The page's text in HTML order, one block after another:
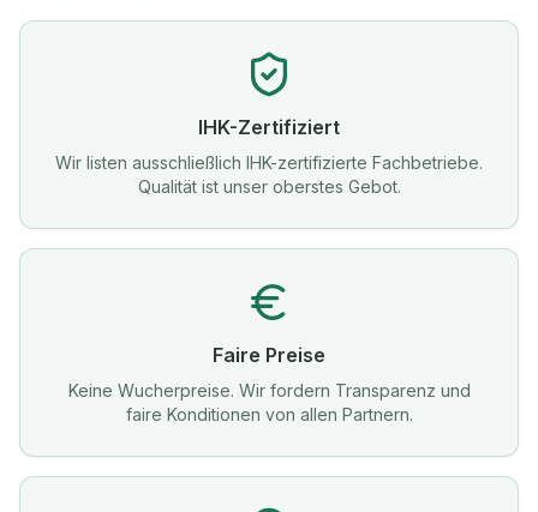
IHK-Zertifiziert
Wir listen ausschließlich IHK-zertifizierte Fachbetriebe.
Qualität ist unser oberstes Gebot.
Faire Preise
Keine Wucherpreise. Wir fordern Transparenz und
faire Konditionen von allen Partnern.